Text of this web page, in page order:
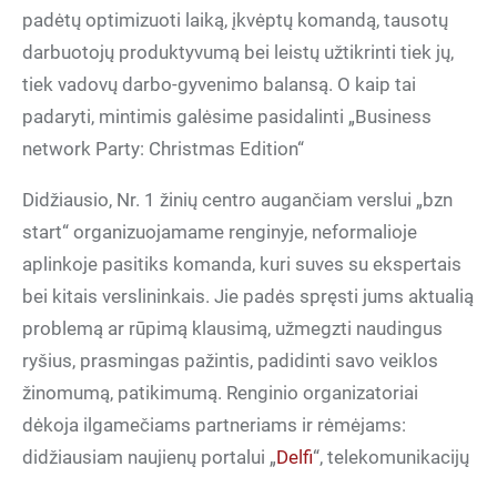
padėtų optimizuoti laiką, įkvėptų komandą, tausotų
darbuotojų produktyvumą bei leistų užtikrinti tiek jų,
tiek vadovų darbo-gyvenimo balansą. O kaip tai
padaryti, mintimis galėsime pasidalinti „Business
network Party: Christmas Edition“
Didžiausio, Nr. 1 žinių centro augančiam verslui „bzn
start“ organizuojamame renginyje, neformalioje
aplinkoje pasitiks komanda, kuri suves su ekspertais
bei kitais verslininkais. Jie padės spręsti jums aktualią
problemą ar rūpimą klausimą, užmegzti naudingus
ryšius, prasmingas pažintis, padidinti savo veiklos
žinomumą, patikimumą. Renginio organizatoriai
dėkoja ilgamečiams partneriams ir rėmėjams:
didžiausiam naujienų portalui „Delfi“, telekomunikacijų